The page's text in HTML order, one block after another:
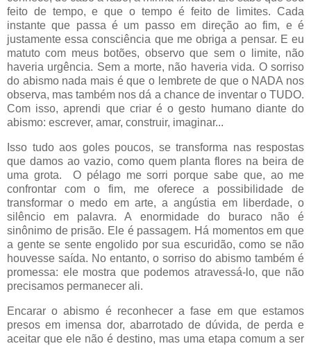
feito de tempo, e que o tempo é feito de limites. Cada
instante que passa é um passo em direção ao fim, e é
justamente essa consciência que me obriga a pensar. E eu
matuto com meus botões, observo que sem o limite, não
haveria urgência. Sem a morte, não haveria vida. O sorriso
do abismo nada mais é que o lembrete de que o NADA nos
observa, mas também nos dá a chance de inventar o TUDO.
Com isso, aprendi que criar é o gesto humano diante do
abismo: escrever, amar, construir, imaginar...
Isso tudo aos goles poucos, se transforma nas respostas
que damos ao vazio, como quem planta flores na beira de
uma grota. O pélago me sorri porque sabe que, ao me
confrontar com o fim, me oferece a possibilidade de
transformar o medo em arte, a angústia em liberdade, o
silêncio em palavra. A enormidade do buraco não é
sinônimo de prisão. Ele é passagem. Há momentos em que
a gente se sente engolido por sua escuridão, como se não
houvesse saída. No entanto, o sorriso do abismo também é
promessa: ele mostra que podemos atravessá-lo, que não
precisamos permanecer ali.
Encarar o abismo é reconhecer a fase em que estamos
presos em imensa dor, abarrotado de dúvida, de perda e
aceitar que ele não é destino, mas uma etapa comum a ser